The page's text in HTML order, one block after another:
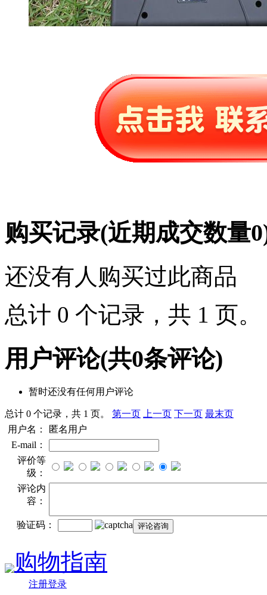
购买记录(近期成交数量0
还没有人购买过此商品
总计 0 个记录，共 1 页。
用户评论(共0条评论)
暂时还没有任何用户评论
总计 0 个记录，共 1 页。 第一页 上一页 下一页 最末页
用户名：
匿名用户
E-mail：
评价等
级：
评论内
容：
验证码：
购物指南
注册登录